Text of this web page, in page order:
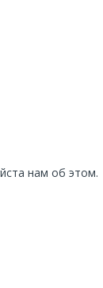
нам об этом.